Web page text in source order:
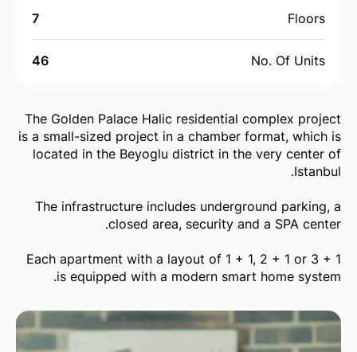
Floors
7
No. Of Units
46
The Golden Palace Halic residential complex project
is a small-sized project in a chamber format, which is
located in the Beyoglu district in the very center of
Istanbul.
The infrastructure includes underground parking, a
closed area, security and a SPA center.
Each apartment with a layout of 1 + 1, 2 + 1 or 3 + 1
is equipped with a modern smart home system.